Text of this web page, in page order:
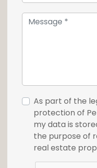
Les prestations
approche
du dernier étage.
permettant de
d'exception,
urbaine.
Une cave
As part of the
protection of
my data is
the purpose of
real estate